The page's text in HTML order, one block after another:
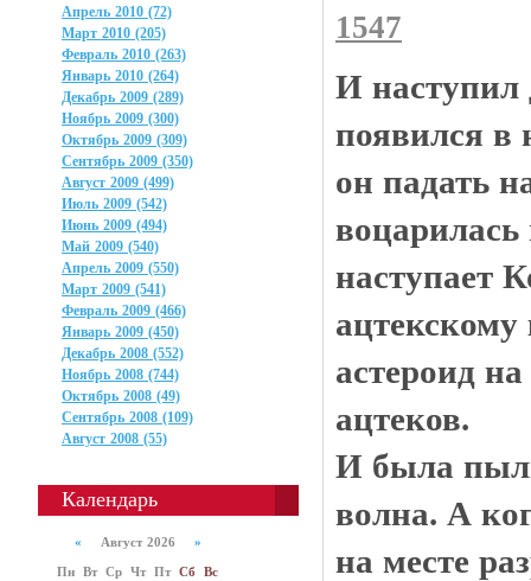
Апрель 2010 (72)
Март 2010 (205)
Февраль 2010 (263)
Январь 2010 (264)
Декабрь 2009 (289)
Ноябрь 2009 (300)
Октябрь 2009 (309)
Сентябрь 2009 (350)
Август 2009 (499)
Июль 2009 (542)
Июнь 2009 (494)
Май 2009 (540)
Апрель 2009 (550)
Март 2009 (541)
Февраль 2009 (466)
Январь 2009 (450)
Декабрь 2008 (552)
Ноябрь 2008 (744)
Октябрь 2008 (49)
Сентябрь 2008 (109)
Август 2008 (55)
Календарь
« Август 2026 »
Пн Вт Ср Чт Пт Сб Вс
1547
И наступил
появился в
он падать
наступает
астероид
ацтеков.
И была
волна. А
на месте